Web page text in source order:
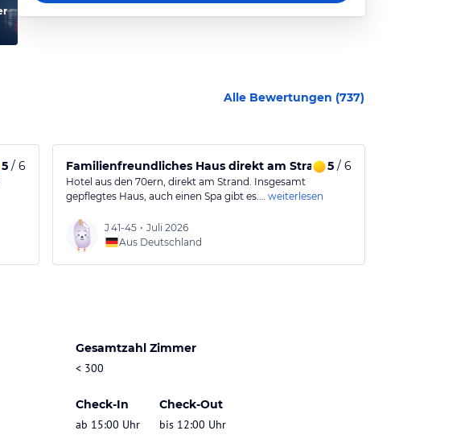
Alle Bewertungen (737)
Ausstattung
5/ 6 Familienfreundliches Haus direkt am Strand für einen
5/ 6
Hotel aus den 70ern, direkt am Strand. Insgesamt
gepflegtes Haus, auch einen Spa gibt es.… weiterlesen
J 41-45 • Juli 2026
Aus Deutschland
Gesamtzahl Zimmer
< 300
Check-In
ab 15:00 Uhr
Check-Out
bis 12:00 Uhr